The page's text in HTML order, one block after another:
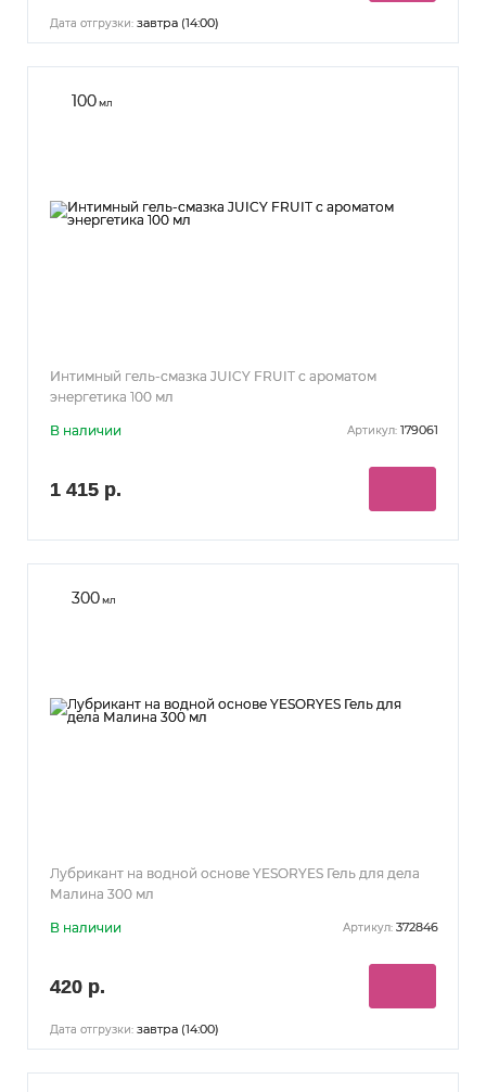
Дата отгрузки: завтра (14:00)
100мл
Интимный гель-смазка JUICY FRUIT с ароматом
энергетика 100 мл
В наличии Артикул: 179061
1 415 р.
300мл
Лубрикант на водной основе YESORYES Гель для дела
Малина 300 мл
В наличии Артикул: 372846
420 р.
Дата отгрузки: завтра (14:00)